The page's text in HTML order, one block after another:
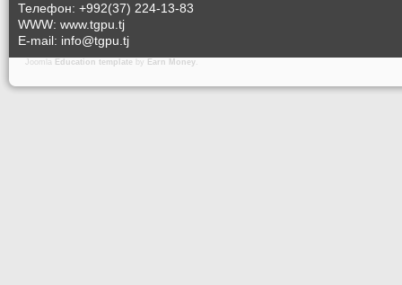
Телефон: +992(37) 224-13-83
WWW: www.tgpu.tj
E-mail: info@tgpu.tj
Joomla Education template by Earn Money.